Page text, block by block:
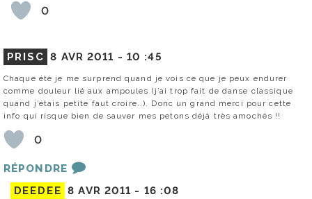
0
PRISC 8 AVR 2011 - 10 :45
Chaque été je me surprend quand je vois ce que je peux endurer
comme douleur lié aux ampoules (j’ai trop fait de danse classique
quand j’étais petite faut croire..). Donc un grand merci pour cette
info qui risque bien de sauver mes petons déjà très amochés !!
0
RÉPONDRE
DEEDEE 8 AVR 2011 - 16 :08